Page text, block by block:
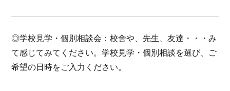
◎学校見学・個別相談会：校舎や、先生、友達・・・み
て感じてみてください。学校見学・個別相談を選び、ご
希望の日時をご入力ください。